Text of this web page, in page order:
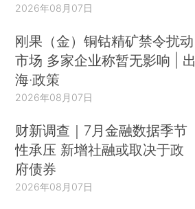
2026年08月07日
刚果（金）铜钴精矿禁令扰动
市场 多家企业称暂无影响 | 出
海·政策
2026年08月07日
财新调查｜7月金融数据季节
性承压 新增社融或取决于政
府债券
2026年08月07日